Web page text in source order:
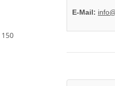
E-Mail: